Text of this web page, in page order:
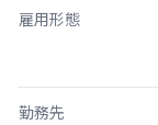
雇用形態
勤務先